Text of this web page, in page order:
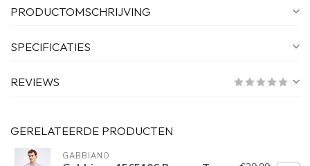
PRODUCTOMSCHRIJVING
SPECIFICATIES
REVIEWS
GERELATEERDE PRODUCTEN
GABBIANO